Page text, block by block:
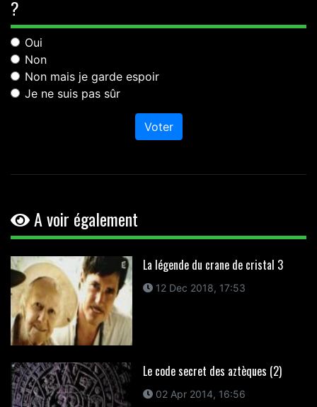
?
Oui
Non
Non mais je garde espoir
Je ne suis pas sûr
Voter
A voir également
La légende du crane de cristal 3
12 Dec 2018, 17:53
Le code secret des aztèques (2)
02 Apr 2014, 16:56